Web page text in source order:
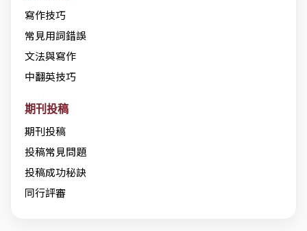
寫作技巧
常見用詞錯誤
文法與寫作
中翻英技巧
期刊投稿
期刊投稿
投稿常見問題
投稿成功秘訣
同行評審